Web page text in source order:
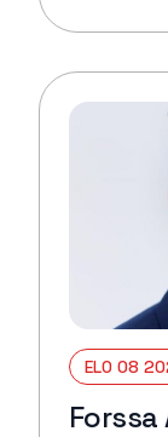
Lue lisää
ELO 08
Forssa